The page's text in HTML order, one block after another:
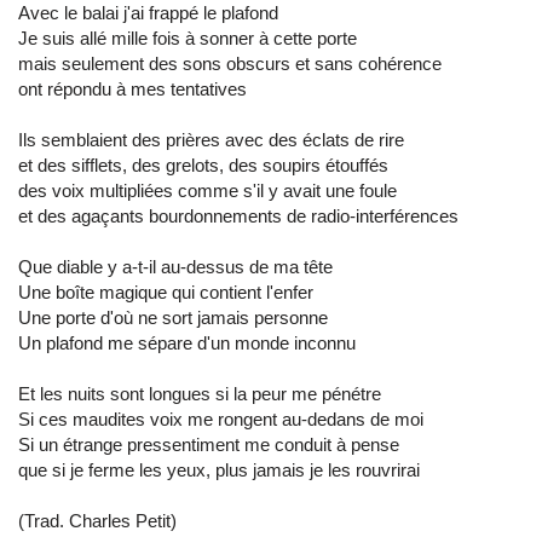
Avec le balai j'ai frappé le plafond
Je suis allé mille fois à sonner à cette porte
mais seulement des sons obscurs et sans cohérence
ont répondu à mes tentatives
Ils semblaient des prières avec des éclats de rire
et des sifflets, des grelots, des soupirs étouffés
des voix multipliées comme s'il y avait une foule
et des agaçants bourdonnements de radio-interférences
Que diable y a-t-il au-dessus de ma tête
Une boîte magique qui contient l'enfer
Une porte d'où ne sort jamais personne
Un plafond me sépare d'un monde inconnu
Et les nuits sont longues si la peur me pénétre
Si ces maudites voix me rongent au-dedans de moi
Si un étrange pressentiment me conduit à pense
que si je ferme les yeux, plus jamais je les rouvrirai
(Trad. Charles Petit)